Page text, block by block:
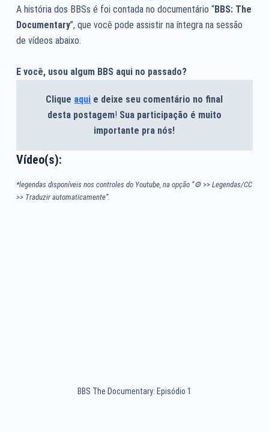
A história dos BBSs é foi contada no documentário “BBS: The
Documentary”, que você pode assistir na íntegra na sessão
de vídeos abaixo.
E você, usou algum BBS aqui no passado?
Clique aqui e deixe seu comentário no final
desta postagem! Sua participação é muito
importante pra nós!
Vídeo(s):
*legendas disponíveis nos controles do Youtube, na opção “⚙>> Legendas/CC
>> Traduzir automaticamente”.
BBS The Documentary: Episódio 1